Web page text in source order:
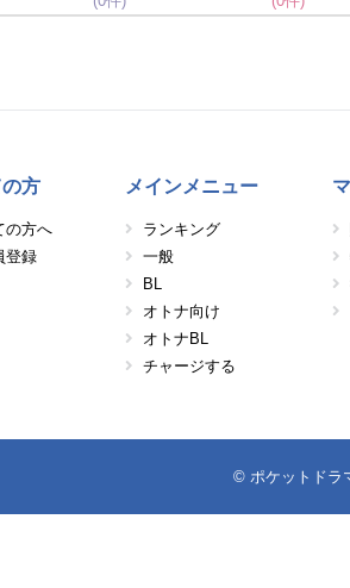
方
の方へ
登録
メインメニュー
ランキング
一般
BL
オトナ向け
オトナBL
チャージする
© ポケットドラ